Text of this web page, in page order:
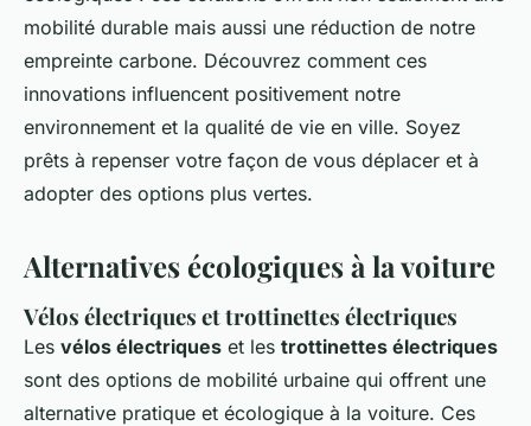
Simon•10 juillet 2024•3 min de lecture
mobilité durable mais aussi une réduction de notre
empreinte carbone. Découvrez comment ces
innovations influencent positivement notre
environnement et la qualité de vie en ville. Soyez
prêts à repenser votre façon de vous déplacer et à
adopter des options plus vertes.
Alternatives écologiques à la voiture
Vélos électriques et trottinettes électriques
Les vélos électriques et les trottinettes électriques
sont des options de mobilité urbaine qui offrent une
alternative pratique et écologique à la voiture. Ces